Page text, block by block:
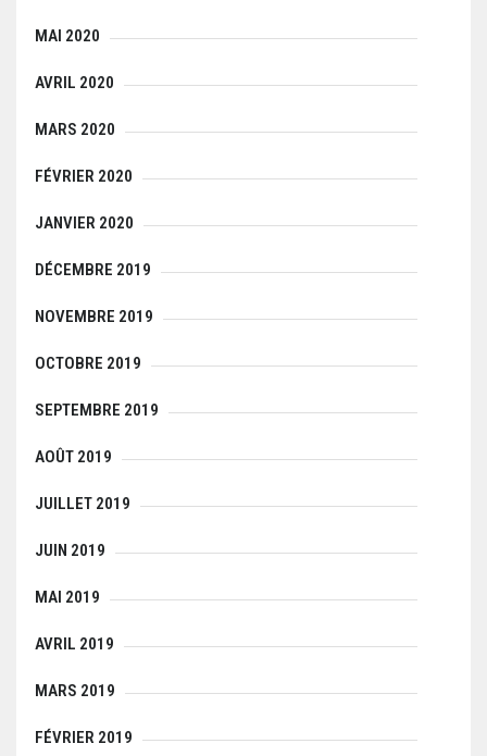
MAI 2020
AVRIL 2020
MARS 2020
FÉVRIER 2020
JANVIER 2020
DÉCEMBRE 2019
NOVEMBRE 2019
OCTOBRE 2019
SEPTEMBRE 2019
AOÛT 2019
JUILLET 2019
JUIN 2019
MAI 2019
AVRIL 2019
MARS 2019
FÉVRIER 2019